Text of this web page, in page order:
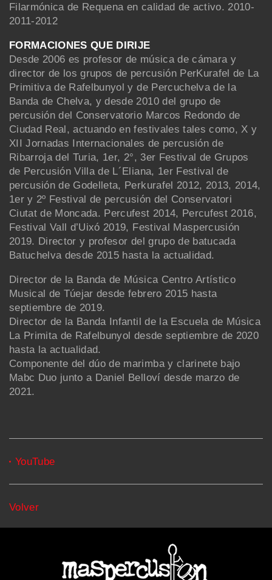
Filarmónica de Requena en calidad de activo. 2010-
2011-2012
FORMACIONES QUE DIRIJE
Desde 2006 es profesor de música de cámara y
director de los grupos de percusión PerKurafel de La
Primitiva de Rafelbunyol y de Percuchelva de la
Banda de Chelva, y desde 2010 del grupo de
percusión del Conservatorio Marcos Redondo de
Ciudad Real, actuando en festivales tales como, X y
XII Jornadas Internacionales de percusión de
Ribarroja del Turia, 1er, 2°, 3er Festival de Grupos
de Percusión Villa de L´Eliana, 1er Festival de
percusión de Godelleta, Perkurafel 2012, 2013, 2014,
1er y 2º Festival de percusión del Conservatori
Ciutat de Moncada. Percufest 2014, Percufest 2016,
Festival Vall d’Uixó 2019, Festival Maspercusión
2019. Director y profesor del grupo de batucada
Batuchelva desde 2015 hasta la actualidad.
Director de la Banda de Música Centro Artístico
Musical de Túejar desde febrero 2015 hasta
septiembre de 2019.
Director de la Banda Infantil de la Escuela de Música
La Primita de Rafelbunyol desde septiembre de 2020
hasta la actualidad.
Componente del dúo de marimba y clarinete bajo
Mabc Duo junto a Daniel Belloví desde marzo de
2021.
YouTube
Volver